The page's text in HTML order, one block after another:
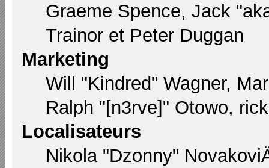
Graeme Spence, Jack
Trainor et Peter Duggan
Marketing
Will "Kindred" Wagner,
Ralph "[n3rve]" Otowo,
Localisateurs
Nikola "Dzonny"